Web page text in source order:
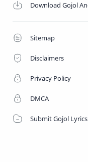
Sitemap
Disclaimers
Privacy Policy
DMCA
Submit Gojol Lyrics